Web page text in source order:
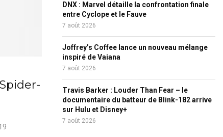
DNX : Marvel détaille la confrontation finale
entre Cyclope et le Fauve
7 août 2026
Joffrey’s Coffee lance un nouveau mélange
inspiré de Vaiana
7 août 2026
Travis Barker : Louder Than Fear – le
documentaire du batteur de Blink-182 arrive
sur Hulu et Disney+
7 août 2026